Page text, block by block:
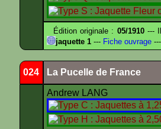
Édition originale : 05/1910---
jaquette 1 --- Fiche ouvrage ---
024 La Pucelle de France
Andrew LANG